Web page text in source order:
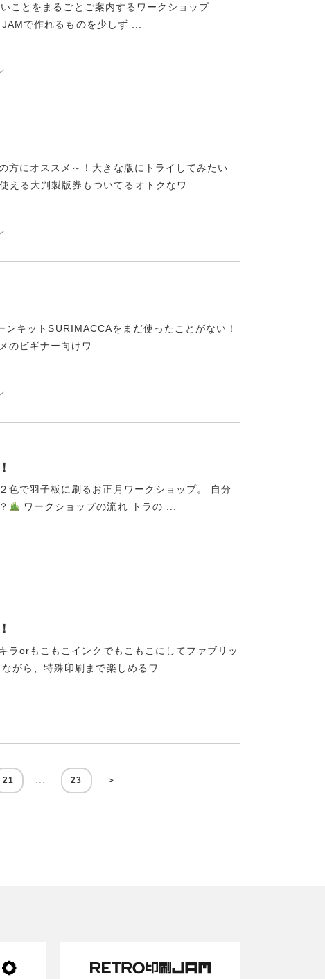
ことをまるごとご案内するワークショップ
で作れるものを少しず ...
方にオススメ～！大きな版にトライしてみたい
える大判製版券もついてるオトクなワ ...
キットSURIMACCAをまだ使ったことがない！
のビギナー向けワ ...
色で羽子板に刷るお正月ワークショップ。 自分
ワークショップの流れ トラの ...
ラorもこもこインクでもこもこにしてファブリッ
がら、特殊印刷まで楽しめるワ ...
21 ... 23 ＞